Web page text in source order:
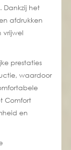
Dankzij het
afdrukken
vrijwel
prestaties
waardoor
Comfort
en